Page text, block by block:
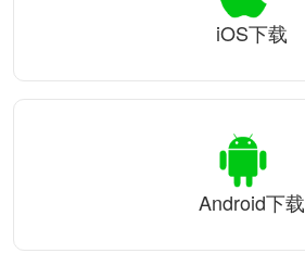
iOS下载
Android下载